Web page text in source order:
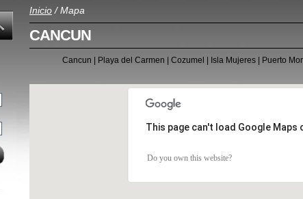
Inicio / Mapa
CANCUN
Cancun Playa del Carmen Cozumel Isla Mujeres| Puerto
This page can't load Google Maps
Do you own this website?